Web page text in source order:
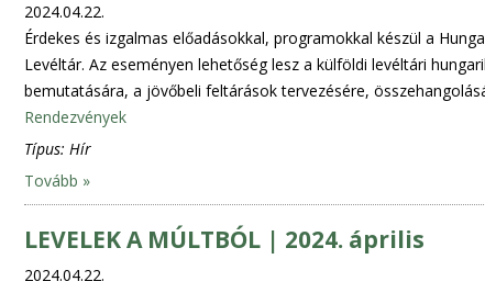
2024.04.22.
Érdekes és izgalmas előadásokkal, programokkal készül a
Levéltár. Az eseményen lehetőség lesz a külföldi levéltári
bemutatására, a jövőbeli feltárások tervezésére,
Rendezvények
Típus: Hír
Tovább »
LEVELEK A MÚLTBÓL | 2024. április
2024.04.22.